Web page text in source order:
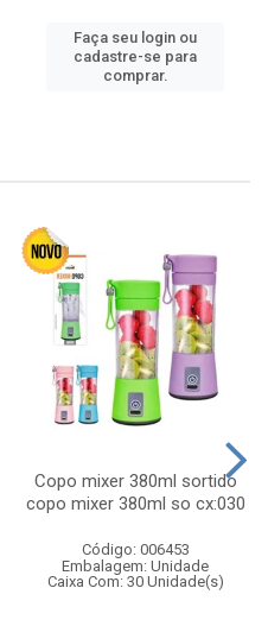
Faça seu login ou
cadastre-se para
comprar.
Copo mixer 380ml sortido
copo mixer 380ml so cx:030
Código: 006453
Embalagem: Unidade
Caixa Com: 30 Unidade(s)